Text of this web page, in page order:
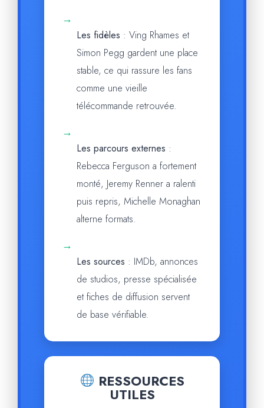
→
Les fidèles : Ving Rhames et
Simon Pegg gardent une place
stable, ce qui rassure les fans
comme une vieille
télécommande retrouvée.
→
Les parcours externes :
Rebecca Ferguson a fortement
monté, Jeremy Renner a ralenti
puis repris, Michelle Monaghan
alterne formats.
→
Les sources : IMDb, annonces
de studios, presse spécialisée
et fiches de diffusion servent
de base vérifiable.
RESSOURCES
UTILES